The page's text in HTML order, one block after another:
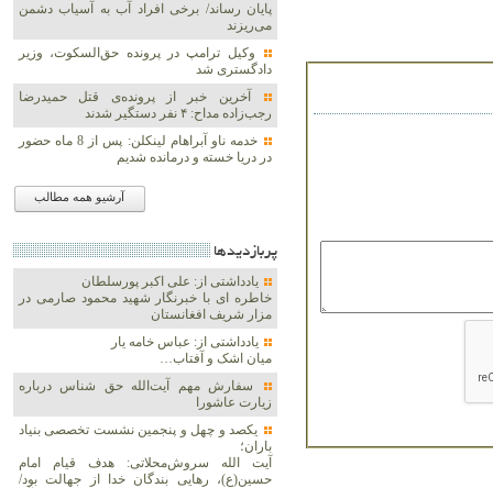
پایان رساند/ برخی افراد آب به آسیاب دشمن
می‌ریزند
وکیل ترامپ در پرونده حق‌السکوت، وزیر
دادگستری شد
آخرین خبر از پرونده‌ی قتل حمیدرضا
رجب‌زاده مداح: ۴ نفر دستگیر شدند
خدمه ناو آبراهام لینکلن: پس از 8 ماه حضور
در دریا خسته و درمانده‌ شدیم
آرشیو همه مطالب
پربازديدها
یادداشتی از: علی اکبر پورسلطان
خاطره ای با خبرنگار شهید محمود صارمی در
مزار شریف افغانستان
یادداشتی از: عباس خامه یار
میان اشک و آفتاب…
سفارش مهم آیت‌الله حق شناس درباره
زیارت عاشورا
یکصد و چهل و پنجمین نشست تخصصی بنیاد
باران؛
آیت الله سروش‌محلاتی: هدف قیام امام
حسین(ع)، رهایی بندگان خدا از جهالت بود/